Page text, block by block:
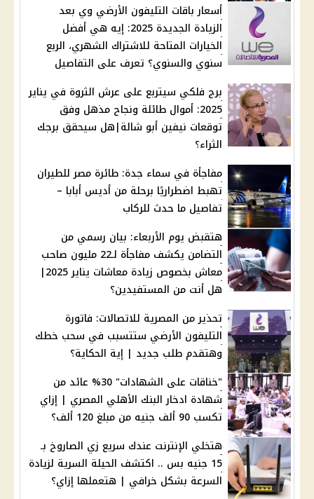
أسعار باقات التليفون الأرضي وي بعد
الزيادة الجديدة 2025: إيه هي أفضل
الخيارات المتاحة للاشتراك الشهري، الربع
سنوي والسنوي؟ تعرف على التفاصيل
برج فلكي سيتربع على عرش الثروة في يناير
2025: أموال طائلة ونجاح مذهل وفق
توقعات نيفين أبو شالة|هل سيحقق برجك
الثراء؟
مفاجأة في سماء جدة: طائرة مصر للطيران
تهبط اضطراريًا برحلة من أديس أبابا –
تفاصيل ما حدث للركاب
هتقبض يوم الأربعاء: بيان رسمي من
التضامن يكشف مفاجأة لـ22 مليون صاحب
معاش بخصوص زيادة معاشات يناير 2025|
هل أنت من المستفيدين؟
تحذير من المصرية للاتصالات: فاتورة
التليفون الأرضي ستتسبب في سحب خطك
وهتقدم طلب جديد | إية الحكاية؟
"خناقات على الشهادات" 30% عائد من
شهادة ادخار البنك الأهلي المصري | إزاي
تكسب 90 ألف جنيه من مبلغ 120 ألف؟
هتخلي الإنترنت عندك سريع زي الصاروخ بـ
15 جنيه بس .. اكتشف الحيلة السرية لزيادة
السرعة بشكل خرافي | هتعملها إزاي؟